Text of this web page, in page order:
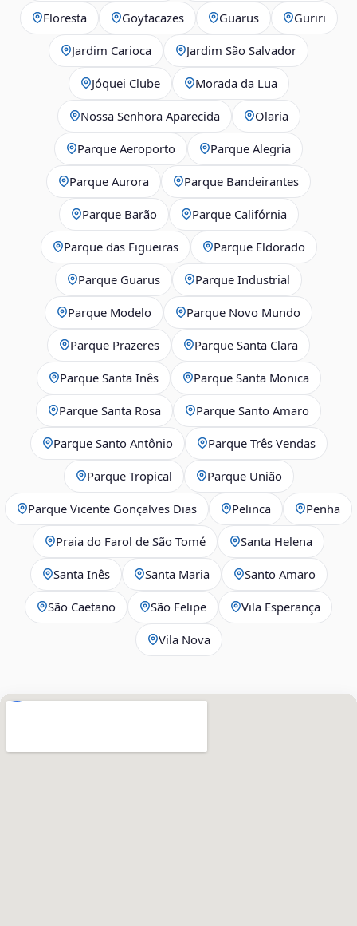
Floresta Goytacazes Guarus Guriri
Jardim Carioca Jardim São Salvador
Jóquei Clube Morada da Lua
Nossa Senhora Aparecida Olaria
Parque Aeroporto Parque Alegria
Parque Aurora Parque Bandeirantes
Parque Barão Parque Califórnia
Parque das Figueiras Parque Eldorado
Parque Guarus Parque Industrial
Parque Modelo Parque Novo Mundo
Parque Prazeres Parque Santa Clara
Parque Santa Inês Parque Santa Monica
Parque Santa Rosa Parque Santo Amaro
Parque Santo Antônio Parque Três Vendas
Parque Tropical Parque União
Parque Vicente Gonçalves Dias Pelinca Penha
Praia do Farol de São Tomé Santa Helena
Santa Inês Santa Maria Santo Amaro
São Caetano São Felipe Vila Esperança
Vila Nova